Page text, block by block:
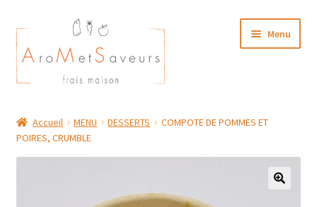
Aller
à
la
navigation
Aller
au
contenu
Menu
Plat du Jour/ Menu Week end
Accueil MENU DESSERTS
COMPOTE DE POMMES ET
POIRES, CRUMBLE